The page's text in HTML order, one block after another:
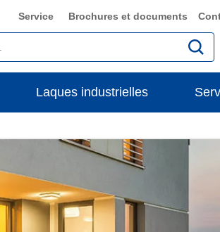
Service Brochures et documents
Laques industrielles